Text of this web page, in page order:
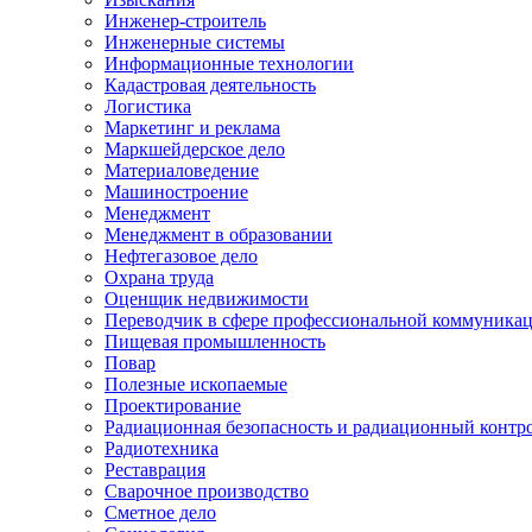
Инженер-строитель
Инженерные системы
Информационные технологии
Кадастровая деятельность
Логистика
Маркетинг и реклама
Маркшейдерское дело
Материаловедение
Машиностроение
Менеджмент
Менеджмент в образовании
Нефтегазовое дело
Охрана труда
Оценщик недвижимости
Переводчик в сфере профессиональной
Пищевая промышленность
Повар
Полезные ископаемые
Проектирование
Радиационная безопасность и радиационный
Радиотехника
Реставрация
Сварочное производство
Сметное дело